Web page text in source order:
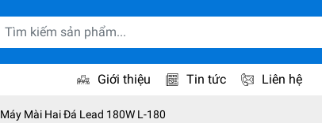
Giới thiệu Tin tức Liên hệ
Máy Mài Hai Đá Lead 180W L-180